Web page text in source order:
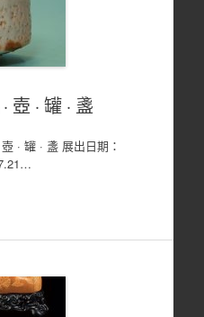
壺 · 罐 · 盞
· 罐 · 盞 展出日期：